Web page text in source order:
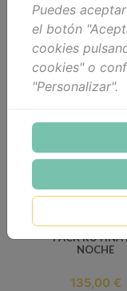
LECHE
51,90 €
Añadir
carrito
PACK RUTINA
NOCHE
135,00 €
Puedes
el botón
cookies
cookies" o
"Personalizar".